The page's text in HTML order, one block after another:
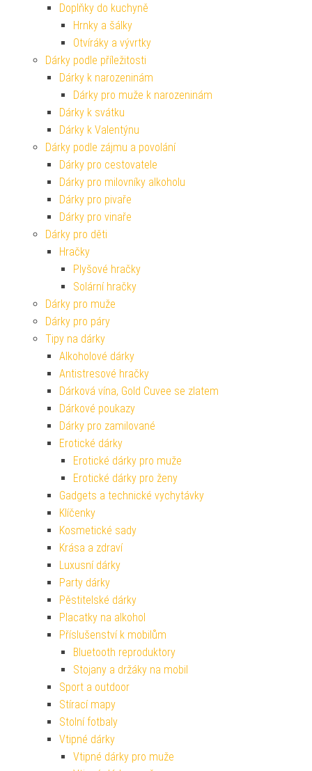
Doplňky do kuchyně
Hrnky a šálky
Otvíráky a vývrtky
Dárky podle příležitosti
Dárky k narozeninám
Dárky pro muže k narozeninám
Dárky k svátku
Dárky k Valentýnu
Dárky podle zájmu a povolání
Dárky pro cestovatele
Dárky pro milovníky alkoholu
Dárky pro pivaře
Dárky pro vinaře
Dárky pro děti
Hračky
Plyšové hračky
Solární hračky
Dárky pro muže
Dárky pro páry
Tipy na dárky
Alkoholové dárky
Antistresové hračky
Dárková vína, Gold Cuvee se zlatem
Dárkové poukazy
Dárky pro zamilované
Erotické dárky
Erotické dárky pro muže
Erotické dárky pro ženy
Gadgets a technické vychytávky
Klíčenky
Kosmetické sady
Krása a zdraví
Luxusní dárky
Party dárky
Pěstitelské dárky
Placatky na alkohol
Příslušenství k mobilům
Bluetooth reproduktory
Stojany a držáky na mobil
Sport a outdoor
Stírací mapy
Stolní fotbaly
Vtipné dárky
Vtipné dárky pro muže